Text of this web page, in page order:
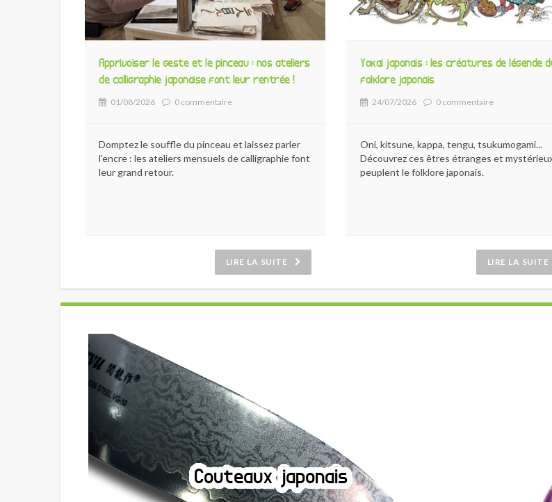
Apprivoiser le geste et le pinceau : nos ateliers
de calligraphie japonaise font leur rentrée !
01/08/2026 0 commentaire
Domptez le souffle du pinceau et laissez parler
l'encre : les ateliers mensuels de calligraphie font
leur grand retour.
LIRE LA SUITE
Yokai japonais : les créatures de légende
folklore japonais
24/07/2026 0 commentaire
Oni, kitsune, kappa, tengu, tsukumogami...
Découvrez ces êtres étranges et
peuplent le folklore japonais.
LIRE LA SUITE
Couteaux japonais